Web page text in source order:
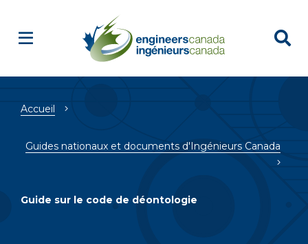
Breadcrumb
Accueil
Guides nationaux et documents d'Ingénieurs Canada
Guide sur le code de déontologie